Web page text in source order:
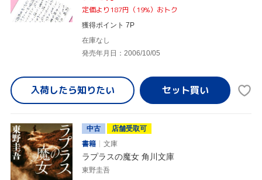
定価より187円（19%）おトク
獲得ポイント 7P
在庫なし
発売年月日：2006/10/05
入荷したら知りたい
中古
店舗受取可
書籍
文庫
ラプラスの魔女 角川文庫
東野圭吾